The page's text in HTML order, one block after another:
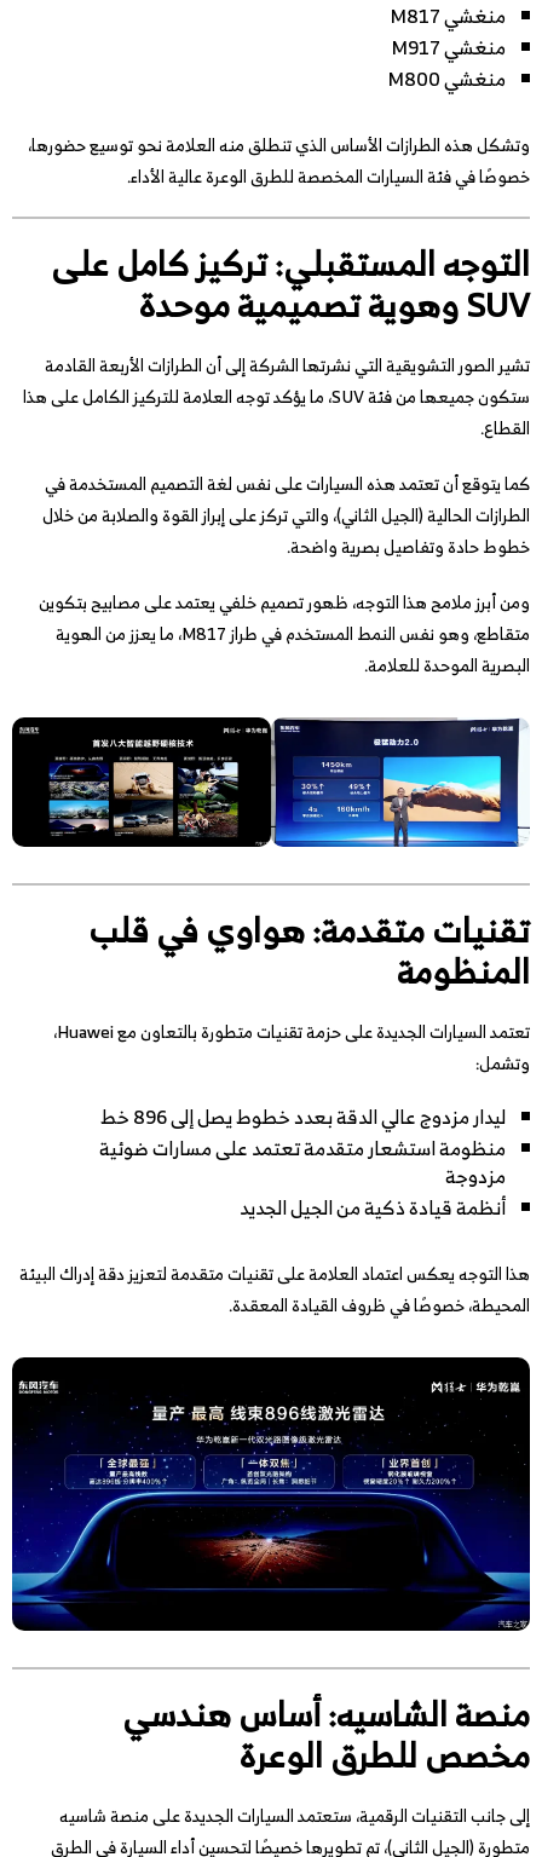
منغشي M817
منغشي M917
منغشي M800
وتشكل هذه الطرازات الأساس الذي تنطلق منه العلامة نحو توسيع حضورها،
خصوصًا في فئة السيارات المخصصة للطرق الوعرة عالية الأداء.
التوجه المستقبلي: تركيز كامل على
SUV وهوية تصميمية موحدة
تشير الصور التشويقية التي نشرتها الشركة إلى أن الطرازات الأربعة القادمة
ستكون جميعها من فئة SUV، ما يؤكد توجه العلامة للتركيز الكامل على هذا
القطاع.
كما يتوقع أن تعتمد هذه السيارات على نفس لغة التصميم المستخدمة في
الطرازات الحالية (الجيل الثاني)، والتي تركز على إبراز القوة والصلابة من خلال
خطوط حادة وتفاصيل بصرية واضحة.
ومن أبرز ملامح هذا التوجه، ظهور تصميم خلفي يعتمد على مصابيح بتكوين
متقاطع، وهو نفس النمط المستخدم في طراز M817، ما يعزز من الهوية
البصرية الموحدة للعلامة.
تقنيات متقدمة: هواوي في قلب
المنظومة
تعتمد السيارات الجديدة على حزمة تقنيات متطورة بالتعاون مع Huawei،
وتشمل:
ليدار مزدوج عالي الدقة بعدد خطوط يصل إلى 896 خط
منظومة استشعار متقدمة تعتمد على مسارات ضوئية
مزدوجة
أنظمة قيادة ذكية من الجيل الجديد
هذا التوجه يعكس اعتماد العلامة على تقنيات متقدمة لتعزيز دقة إدراك البيئة
المحيطة، خصوصًا في ظروف القيادة المعقدة.
منصة الشاسيه: أساس هندسي
مخصص للطرق الوعرة
إلى جانب التقنيات الرقمية، ستعتمد السيارات الجديدة على منصة شاسيه
متطورة (الجيل الثاني)، تم تطويرها خصيصًا لتحسين أداء السيارة في الطرق